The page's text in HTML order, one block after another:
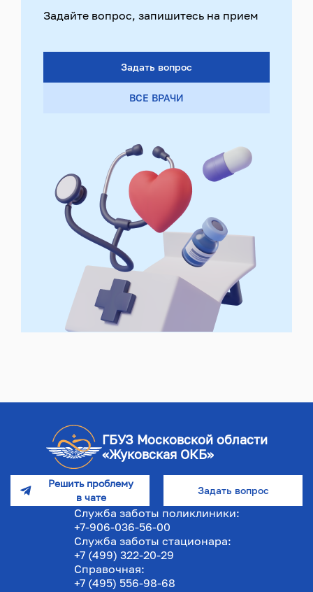
Задайте вопрос, запишитесь на прием
Задать вопрос
ВСЕ ВРАЧИ
ГБУЗ Московской области
«Жуковская ОКБ»
Решить проблему
в чате
Задать вопрос
Служба заботы поликлиники:
+7-906-036-56-00
Служба заботы стационара:
+7 (499) 322-20-29
Справочная:
+7 (495) 556-98-68